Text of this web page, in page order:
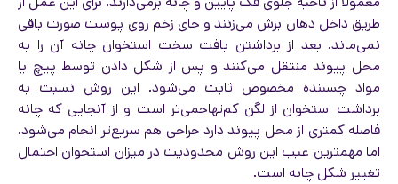
طریق داخل دهان برش می‌زنند و جای زخم روی پوست صورت باقی
نمی‌ماند. بعد از برداشتن بافت سخت استخوان چانه آن را به
محل پیوند منتقل می‌کنند و پس از شکل دادن توسط پیچ یا
مواد چسبنده مخصوص ثابت می‌شود. این روش نسبت به
برداشت استخوان از لگن کم‌تهاجمی‌تر است و از آنجایی که چانه
فاصله کمتری از محل پیوند دارد جراحی هم سریع‌تر انجام می‌شود.
اما مهمترین عیب این روش محدودیت در میزان استخوان احتمال
تغییر شکل چانه است.